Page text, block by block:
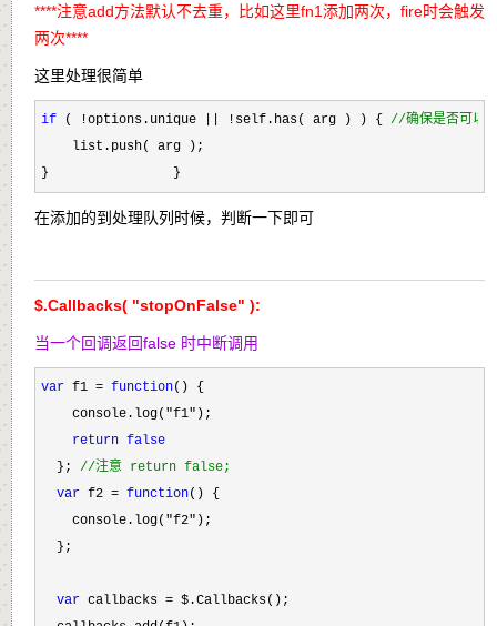
****注意add方法默认不去重，比如这里fn1添加两次，fire时会触发
两次****
这里处理很简单
if ( !options.unique || !self.has( arg ) ) { //确保是否可以
    list.push( arg );
}                }
在添加的到处理队列时候，判断一下即可
$.Callbacks( "stopOnFalse" ):
当一个回调返回false 时中断调用
var f1 = function() {
    console.log(
"f1" );
return false
  };
//注意 return false;
var f2 = function() {
    console.log(
"f2" );
  };
var callbacks = $.Callbacks();